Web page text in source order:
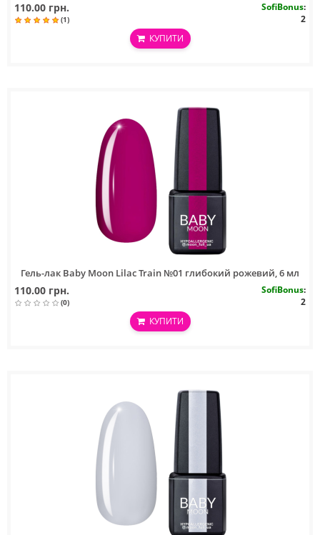
110.00 грн.
(1)
SofiBonus:
2
КУПИТИ
Гель-лак Baby Moon Lilac Train №01 глибокий рожевий, 6 мл
110.00 грн.
(0)
SofiBonus:
2
КУПИТИ